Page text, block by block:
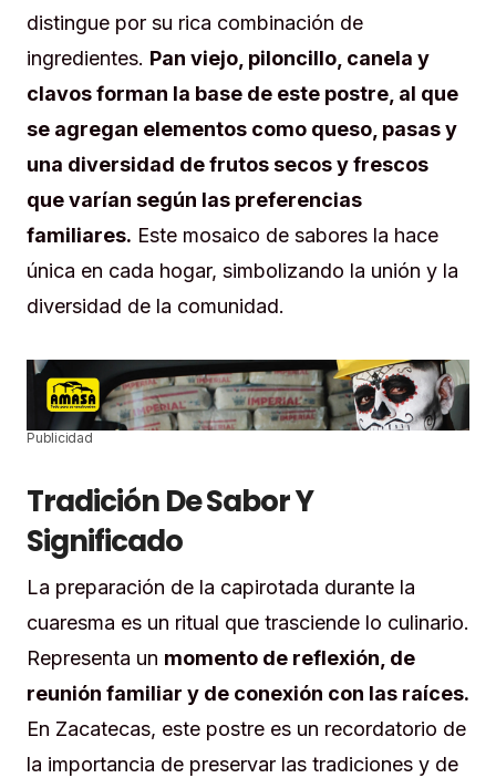
distingue por su rica combinación de
ingredientes. Pan viejo, piloncillo, canela y
clavos forman la base de este postre, al que
se agregan elementos como queso, pasas y
una diversidad de frutos secos y frescos
que varían según las preferencias
familiares. Este mosaico de sabores la hace
única en cada hogar, simbolizando la unión y la
diversidad de la comunidad.
Publicidad
Tradición De Sabor Y
Significado
La preparación de la capirotada durante la
cuaresma es un ritual que trasciende lo culinario.
Representa un momento de reflexión, de
reunión familiar y de conexión con las raíces.
En Zacatecas, este postre es un recordatorio de
la importancia de preservar las tradiciones y de